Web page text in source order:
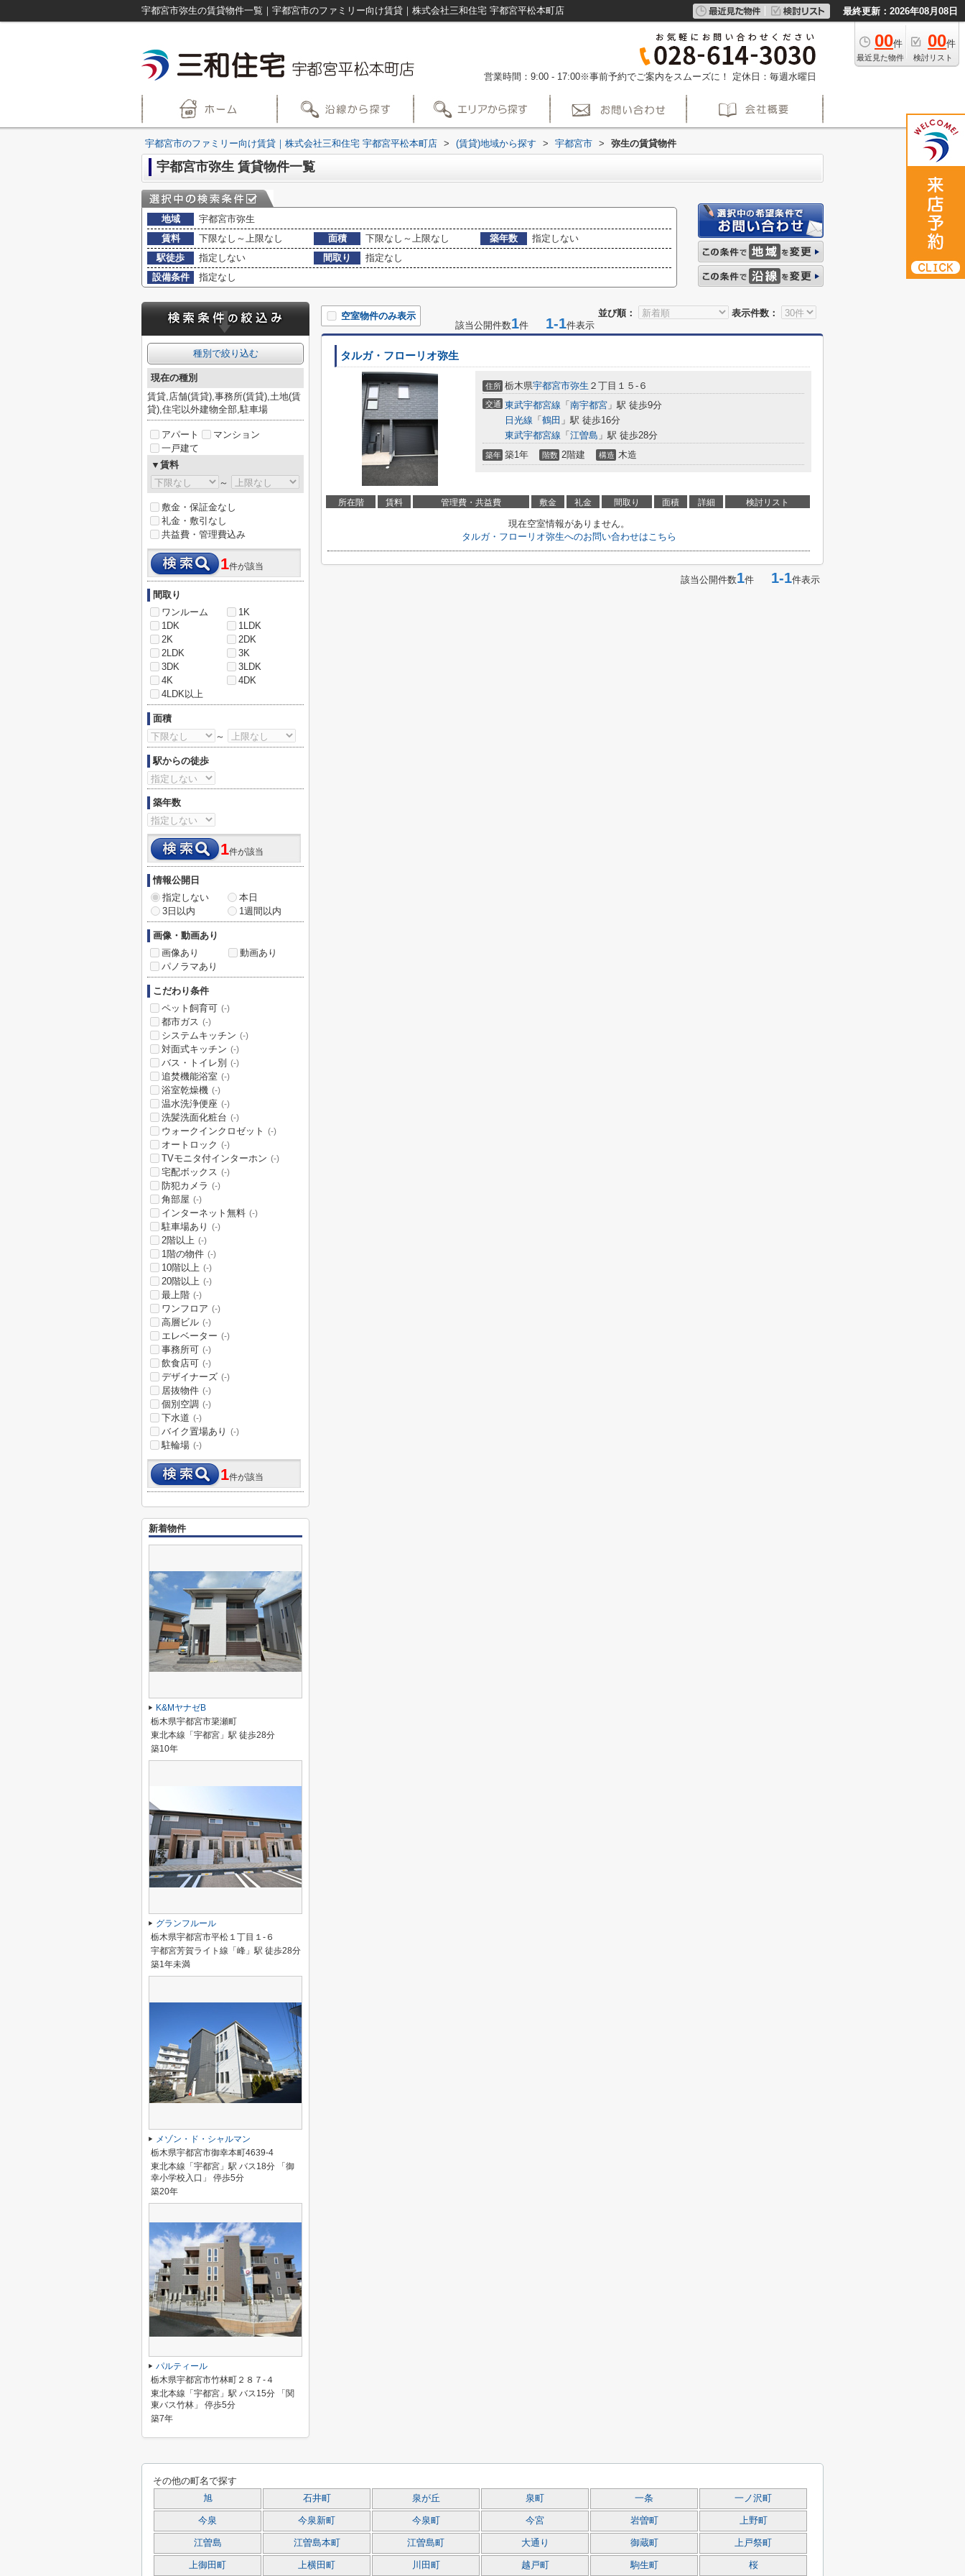
宇都宮市弥生の賃貸物件一覧｜宇都宮市のファミリー向け賃貸｜株式会社三和住宅 宇都宮平松本町店 最終更新：2026年08月08日
00件
最近見た物件
00件
検討リスト
営業時間：9:00 - 17:00※事前予約でご案内をスムーズに！ 定休日：毎週水曜日
宇都宮市のファミリー向け賃貸｜株式会社三和住宅 宇都宮平松本町店 > (賃貸)地域から探す > 宇都宮市 > 弥生の賃貸物件
宇都宮市弥生 賃貸物件一覧
地域
宇都宮市弥生
賃料
下限なし～上限なし 面積 下限なし～上限なし 築年数
指定しない
駅徒歩
指定しない 間取り
指定なし
設備条件
指定なし
並び順： 表示件数：
空室物件のみ表示
該当公開件数1件 1-1件表示
タルガ・フローリオ弥生
住所 栃木県宇都宮市弥生 ２丁目１５-６
交通 東武宇都宮線 「 南宇都宮 」駅 徒歩9分
日光線 「 鶴田 」駅 徒歩16分
東武宇都宮線 「 江曽島 」駅 徒歩28分
築年 築1年 階数 2階建 構造 木造
所在階 賃料 管理費・共益費 敷金 礼金 間取り 面積 詳細 検討リスト
現在空室情報がありません。
タルガ・フローリオ弥生へのお問い合わせはこちら
該当公開件数1件 1-1件表示
種別で絞り込む
現在の種別
賃貸,店舗(賃貸),事務所(賃貸),土地(賃
貸),住宅以外建物全部,駐車場
アパート
マンション
一戸建て
▼賃料
～
敷金・保証金なし
礼金・敷引なし
共益費・管理費込み
1件が該当
間取り
ワンルーム
1K
1DK
1LDK
2K
2DK
2LDK
3K
3DK
3LDK
4K
4DK
4LDK以上
面積
～
駅からの徒歩
築年数
1件が該当
情報公開日
指定しない
本日
3日以内
1週間以内
画像・動画あり
画像あり
動画あり
パノラマあり
こだわり条件
ペット飼育可 (-)
都市ガス (-)
システムキッチン (-)
対面式キッチン (-)
バス・トイレ別 (-)
追焚機能浴室 (-)
浴室乾燥機 (-)
温水洗浄便座 (-)
洗髪洗面化粧台 (-)
ウォークインクロゼット (-)
オートロック (-)
TVモニタ付インターホン (-)
宅配ボックス (-)
防犯カメラ (-)
角部屋 (-)
インターネット無料 (-)
駐車場あり (-)
2階以上 (-)
1階の物件 (-)
10階以上 (-)
20階以上 (-)
最上階 (-)
ワンフロア (-)
高層ビル (-)
エレベーター (-)
事務所可 (-)
飲食店可 (-)
デザイナーズ (-)
居抜物件 (-)
個別空調 (-)
下水道 (-)
バイク置場あり (-)
駐輪場 (-)
1件が該当
新着物件
K&MヤナゼB
栃木県宇都宮市簗瀬町
東北本線「宇都宮」駅 徒歩28分
築10年
グランフルール
栃木県宇都宮市平松１丁目１-６
宇都宮芳賀ライト線「峰」駅 徒歩28分
築1年未満
メゾン・ド・シャルマン
栃木県宇都宮市御幸本町4639-4
東北本線「宇都宮」駅 バス18分 「御
幸小学校入口」 停歩5分
築20年
パルティール
栃木県宇都宮市竹林町２８７-４
東北本線「宇都宮」駅 バス15分 「関
東バス竹林」 停歩5分
築7年
その他の町名で探す
旭 石井町 泉が丘 泉町 一条 一ノ沢町
今泉 今泉新町 今泉町 今宮 岩曽町 上野町
江曽島 江曽島本町 江曽島町 大通り 御蔵町 上戸祭町
上御田町 上横田町 川田町 越戸町 駒生町 桜